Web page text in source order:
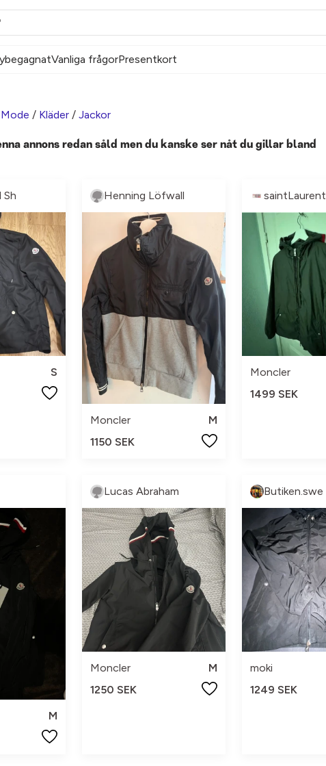
Vanliga frågorPresentkort
Mode / Kläder / Jackor
annons redan såld men du kanske ser nåt du gillar bland
Sh
S
Henning Löfwall
Moncler
M
1150 SEK
saintLaurent
Moncler
1499 SEK
M
Lucas Abraham
Moncler
M
1250 SEK
Butiken.swe
moki
1249 SEK